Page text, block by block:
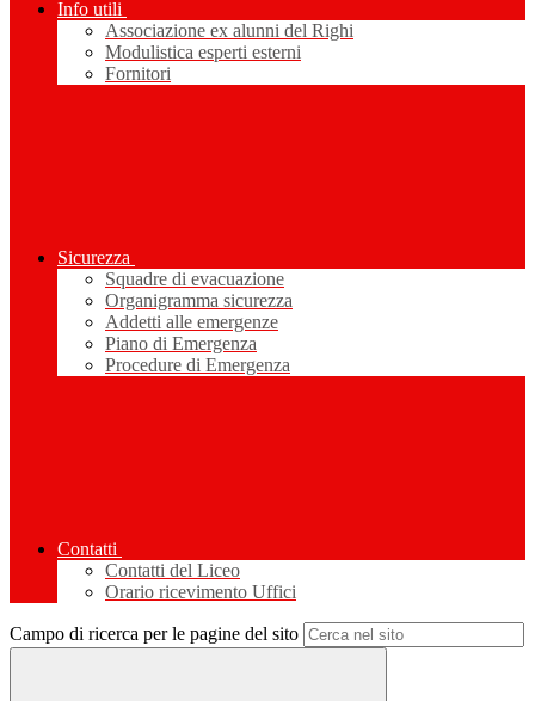
Info utili
Associazione ex alunni del Righi
Modulistica esperti esterni
Fornitori
Sicurezza
Squadre di evacuazione
Organigramma sicurezza
Addetti alle emergenze
Piano di Emergenza
Procedure di Emergenza
Contatti
Contatti del Liceo
Orario ricevimento Uffici
Campo di ricerca per le pagine del sito